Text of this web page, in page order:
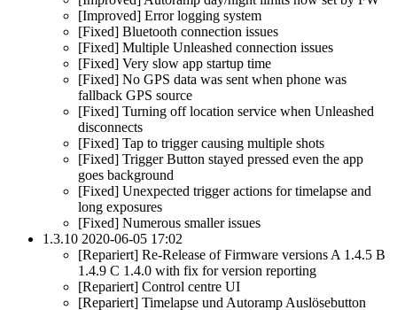
[Improved] Error logging system
[Fixed] Bluetooth connection issues
[Fixed] Multiple Unleashed connection issues
[Fixed] Very slow app startup time
[Fixed] No GPS data was sent when phone was
fallback GPS source
[Fixed] Turning off location service when Unleashed
disconnects
[Fixed] Tap to trigger causing multiple shots
[Fixed] Trigger Button stayed pressed even the app
goes background
[Fixed] Unexpected trigger actions for timelapse and
long exposures
[Fixed] Numerous smaller issues
1.3.10 2020-06-05 17:02
[Repariert] Re-Release of Firmware versions A 1.4.5 B
1.4.9 C 1.4.0 with fix for version reporting
[Repariert] Control centre UI
[Repariert] Timelapse und Autoramp Auslösebutton